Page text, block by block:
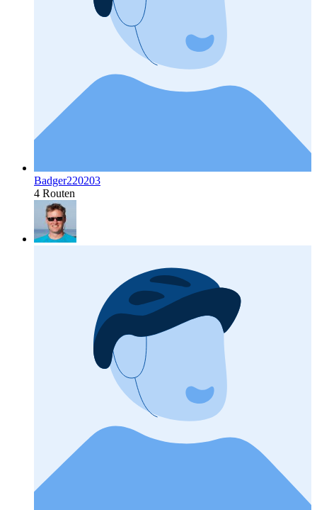
Badger220203
4 Routen